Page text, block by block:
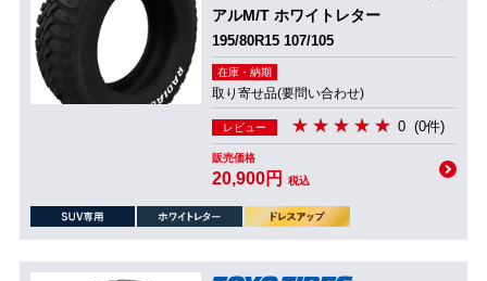
アルM/T ホワイトレター
195/80R15 107/105
在庫・納期
取り寄せ品(要問い合わせ)
レビュー 0 (0件)
販売価格
20,900円 税込